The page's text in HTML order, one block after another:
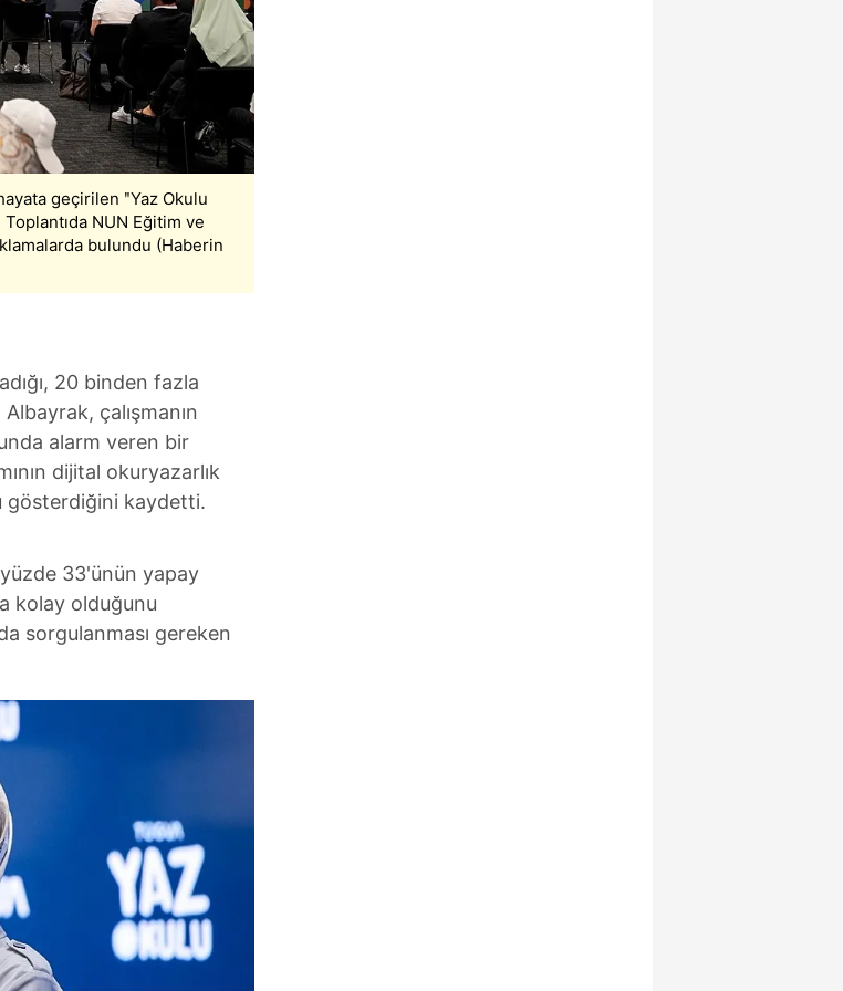
almak için lütfentıklayınız .
geçirilen ʺYaz Okulu
NUN Eğitim ve
bulundu (Haberin
20 binden fazla
çalışmanın
alarm veren bir
dijital okuryazarlık
gösterdiğini kaydetti.
33'ünün yapay
kolay olduğunu
sorgulanması gereken